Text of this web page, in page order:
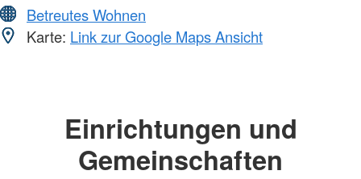
Betreutes Wohnen
Karte: Link zur Google Maps Ansicht
Einrichtungen und
Gemeinschaften